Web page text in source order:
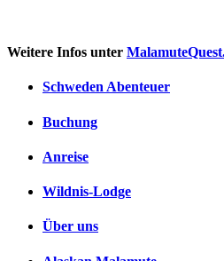
Weitere Infos unter
Schweden Abenteuer
Buchung
Anreise
Wildnis-Lodge
Über uns